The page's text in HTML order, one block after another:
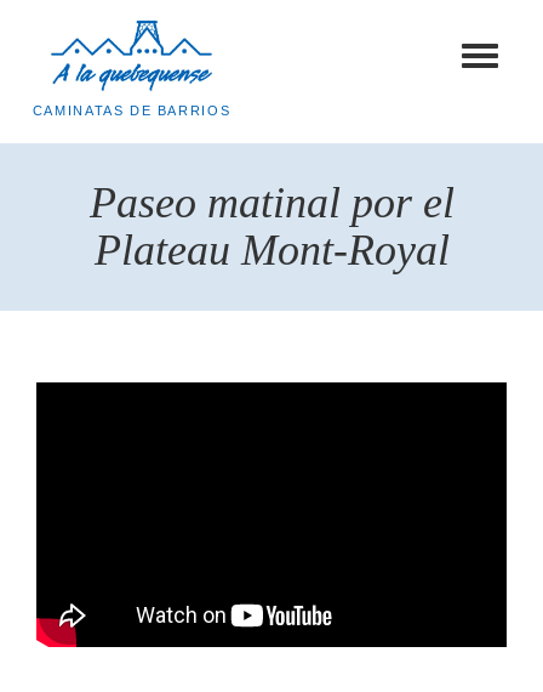
Toggle
CAMINATAS DE BARRIOS
Paseo matinal por el
Plateau Mont-Royal